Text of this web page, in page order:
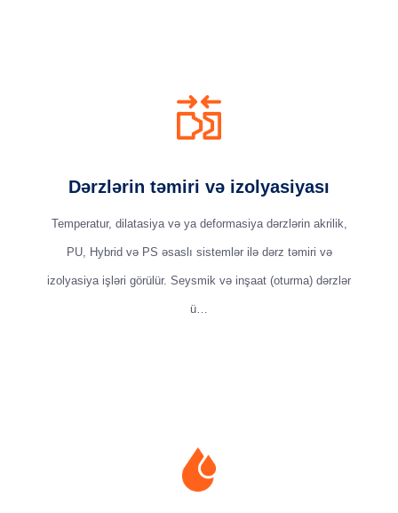
Dərzlərin təmiri və izolyasiyası
Temperatur, dilatasiya və ya deformasiya dərzlərin akrilik,
PU, Hybrid və PS əsaslı sistemlər ilə dərz təmiri və
izolyasiya işləri görülür. Seysmik və inşaat (oturma) dərzlər
ü…